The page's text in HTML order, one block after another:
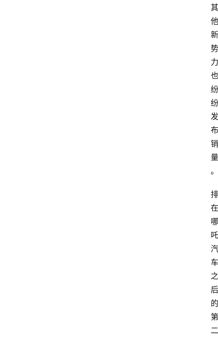
其
他
新
势
力
也
纷
纷
发
布
销
量
。
排
在
哪
吒
汽
车
之
后
的
第
二